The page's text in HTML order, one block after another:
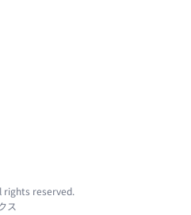
rights reserved.
ス